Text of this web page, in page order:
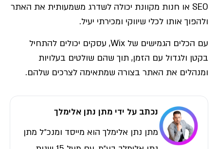
SEO או חנות מקוונת יכולה לשדרג משמעותית את האתר
ולהפוך אותו לכלי שיווקי ומכירתי יעיל.
עם הכלים הגמישים של Wix, עסקים יכולים להתחיל
בקטן ולגדול עם הזמן, תוך שהם שולטים בעלויות
ומנהלים את האתר בצורה שמתאימה לצרכים שלהם.
נכתב על ידי מתן נתן אלימלך
מתן נתן אלימלך הוא מייסד ומנכ״ל מתן